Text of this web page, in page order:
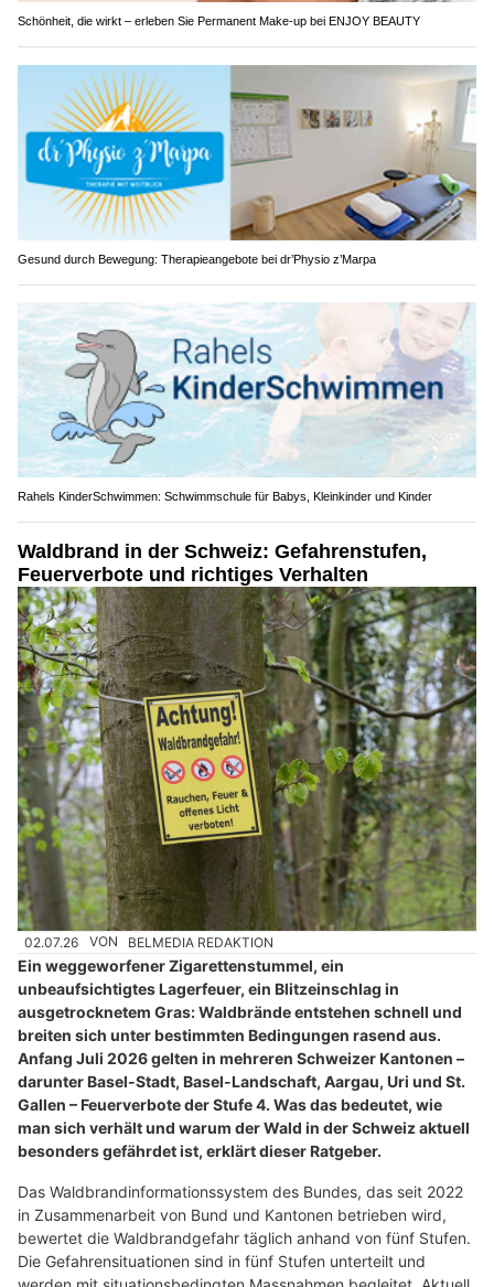
Schönheit, die wirkt – erleben Sie Permanent Make-up bei ENJOY BEAUTY
Gesund durch Bewegung: Therapieangebote bei dr’Physio z’Marpa
Rahels KinderSchwimmen: Schwimmschule für Babys, Kleinkinder und Kinder
Waldbrand in der Schweiz: Gefahrenstufen,
Feuerverbote und richtiges Verhalten
02.07.26 VON BELMEDIA REDAKTION
Ein weggeworfener Zigarettenstummel, ein
unbeaufsichtigtes Lagerfeuer, ein Blitzeinschlag in
ausgetrocknetem Gras: Waldbrände entstehen schnell und
breiten sich unter bestimmten Bedingungen rasend aus.
Anfang Juli 2026 gelten in mehreren Schweizer Kantonen –
darunter Basel-Stadt, Basel-Landschaft, Aargau, Uri und St.
Gallen – Feuerverbote der Stufe 4. Was das bedeutet, wie
man sich verhält und warum der Wald in der Schweiz aktuell
besonders gefährdet ist, erklärt dieser Ratgeber.
Das Waldbrandinformationssystem des Bundes, das seit 2022
in Zusammenarbeit von Bund und Kantonen betrieben wird,
bewertet die Waldbrandgefahr täglich anhand von fünf Stufen.
Die Gefahrensituationen sind in fünf Stufen unterteilt und